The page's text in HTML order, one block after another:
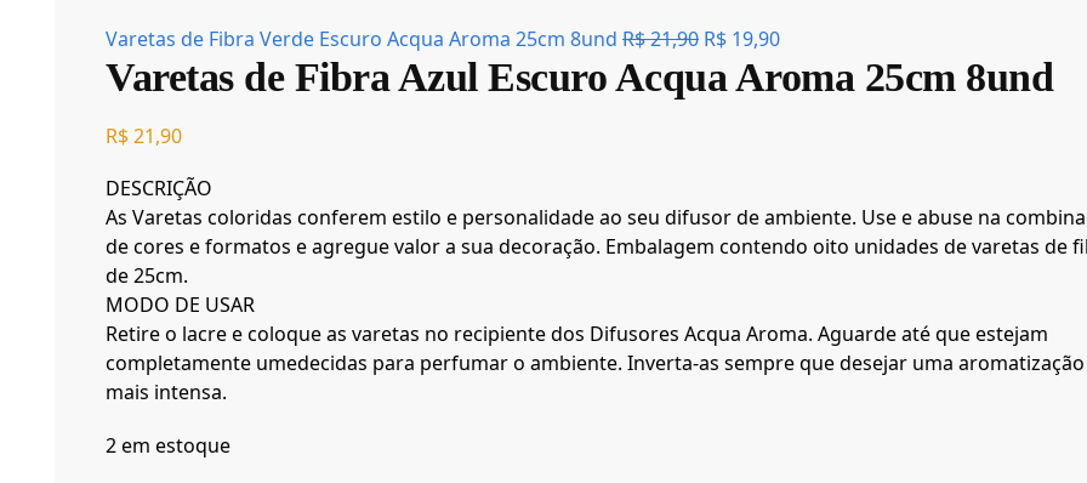
Varetas de Fibra Verde Escuro Acqua Aroma 25cm 8und R$21,90 R$ 19,90
Varetas de Fibra Azul Escuro Acqua Aroma 25cm 8und
R$21,90
DESCRIÇÃO
As Varetas coloridas conferem estilo e personalidade ao seu difusor de ambiente. Use e abuse na
de cores e formatos e agregue valor a sua decoração. Embalagem contendo oito unidades de varetas de
de 25cm.
MODO DE USAR
Retire o lacre e coloque as varetas no recipiente dos Difusores Acqua Aroma. Aguarde até que estejam
completamente umedecidas para perfumar o ambiente. Inverta-as sempre que desejar uma aromatização
mais intensa.
2 em estoque